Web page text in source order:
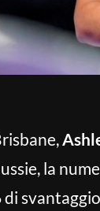
la